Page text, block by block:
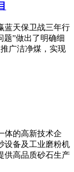
蓝天保卫战三年行
题”做出了明确细
广洁净煤，实现
体的高新技术企
设备及工业磨粉机
供高品质砂石生产